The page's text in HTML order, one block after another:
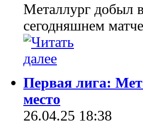
Металлург добыл
сегодняшнем
Первая лига:
место
26.04.25 18:38